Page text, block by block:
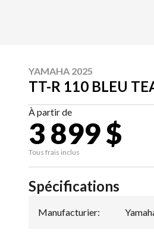
YAMAHA 2025
TT-R 110 BLEU
À partir de
3 899 $
Tous frais inclus
Spécifications
Manufacturier: